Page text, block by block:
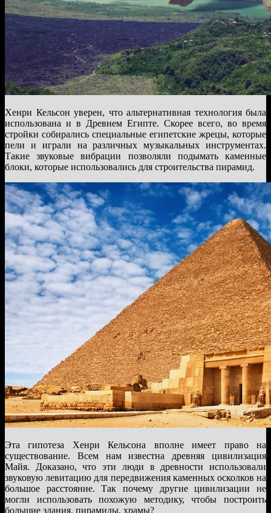
Хенри Кельсон уверен, что альтернативная технология была
использована и в Древнем Египте. Скорее всего, во время
стройки собирались специальные египетские жрецы, которые
пели и играли на различных музыкальных инструментах.
Такие звуковые вибрации позволяли подымать каменные
блоки, которые использовались для строительства пирамид.
Эта гипотеза Хенри Кельсона вполне имеет право на
существование. Всем нам известна древняя цивилизация
Майя. Доказано, что эти люди в древности использовали
звуковую левитацию для передвижения каменных осколков на
большое расстояние. Так почему другие цивилизации не
могли использовать похожую методику, чтобы построить
большие здания, пирамиды, храмы?